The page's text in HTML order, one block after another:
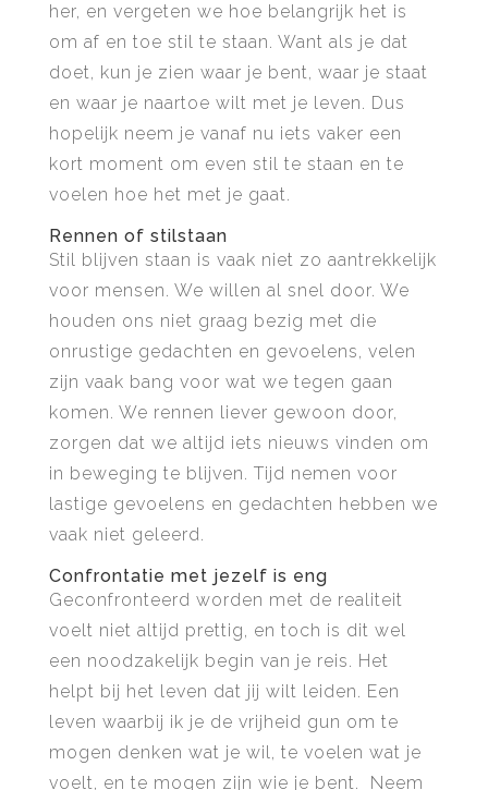
her, en vergeten we hoe belangrijk het is
om af en toe stil te staan. Want als je dat
doet, kun je zien waar je bent, waar je staat
en waar je naartoe wilt met je leven. Dus
hopelijk neem je vanaf nu iets vaker een
kort moment om even stil te staan en te
voelen hoe het met je gaat.
Rennen of stilstaan
Stil blijven staan is vaak niet zo aantrekkelijk
voor mensen. We willen al snel door. We
houden ons niet graag bezig met die
onrustige gedachten en gevoelens, velen
zijn vaak bang voor wat we tegen gaan
komen. We rennen liever gewoon door,
zorgen dat we altijd iets nieuws vinden om
in beweging te blijven. Tijd nemen voor
lastige gevoelens en gedachten hebben we
vaak niet geleerd.
Confrontatie met jezelf is eng
Geconfronteerd worden met de realiteit
voelt niet altijd prettig, en toch is dit wel
een noodzakelijk begin van je reis. Het
helpt bij het leven dat jij wilt leiden. Een
leven waarbij ik je de vrijheid gun om te
mogen denken wat je wil, te voelen wat je
voelt, en te mogen zijn wie je bent. Neem